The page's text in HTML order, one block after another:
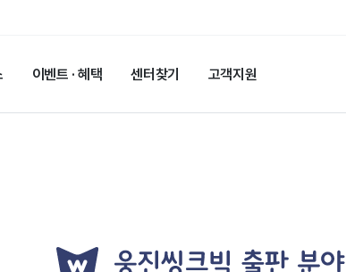
이벤트 · 혜택 센터찾기 고객지원